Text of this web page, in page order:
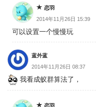
恋羽
2014年11月26日 15:39
可以设置一个慢慢玩
蓝外蓝
2014年11月26日 08:37
我看成蚁群算法了，
恋羽